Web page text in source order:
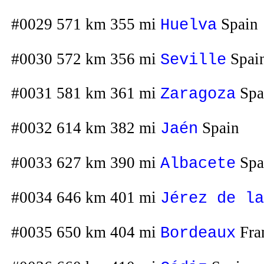
#0029 571 km 355 mi HuelvaSpain
#0030 572 km 356 mi Seville
#0031 581 km 361 mi Zaragoza
#0032 614 km 382 mi Jaén Spain
#0033 627 km 390 mi Albacete
#0034 646 km 401 mi Jérez de
#0035 650 km 404 mi Bordeaux